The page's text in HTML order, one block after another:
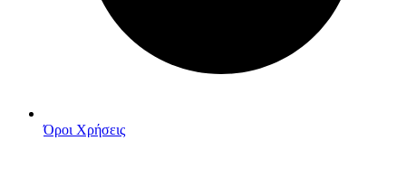
Όροι Χρήσεις